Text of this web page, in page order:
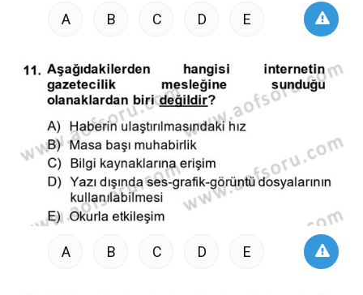
A B C D E
A B C D E